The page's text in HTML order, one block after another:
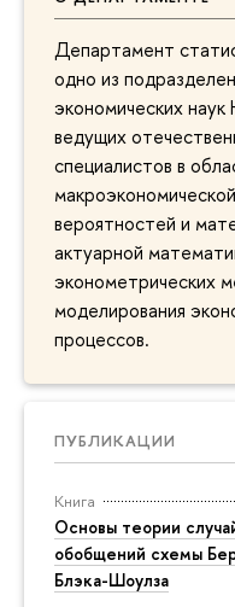
Департамент
одно из
экономических
ведущих
специалистов в
вероятностей и
актуарной
эконометрических
моделирования
процессов.
ПУБЛИКАЦИИ
Книга
Основы теории
обобщений схемы
Блэка-Шоулза